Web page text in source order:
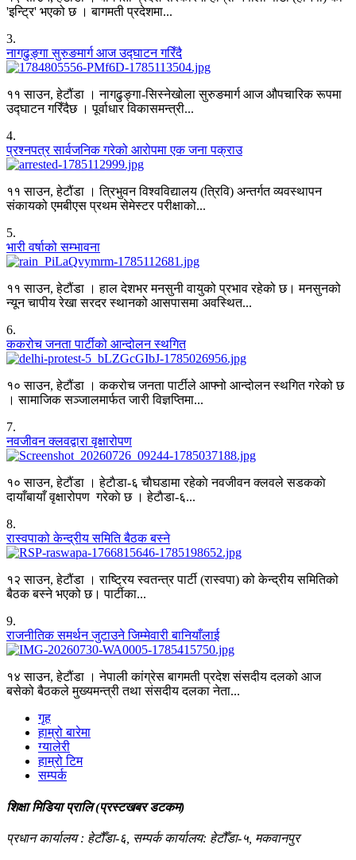
'इन्ट्रि' भएको छ । बागमती प्रदेशमा...
3.
नागढुङ्गा सुरुङमार्ग आज उद्घाटन गरिँदै
११ साउन, हेटौंडा । नागढुङ्गा-सिस्नेखोला सुरुङमार्ग आज औपचारिक रूपमा
उद्घाटन गरिँदैछ । पूर्वाधार विकासमन्त्री...
4.
प्रश्नपत्र सार्वजनिक गरेको आरोपमा एक जना पक्राउ
११ साउन, हेटौंडा । त्रिभुवन विश्वविद्यालय (त्रिवि) अन्तर्गत व्यवस्थापन
संकायको एमबीएस प्रथम सेमेस्टर परीक्षाको...
5.
भारी वर्षाको सम्भावना
११ साउन, हेटौंडा । हाल देशभर मनसुनी वायुको प्रभाव रहेको छ। मनसुनको
न्यून चापीय रेखा सरदर स्थानको आसपासमा अवस्थित...
6.
ककरोच जनता पार्टीको आन्दोलन स्थगित
१० साउन, हेटौंडा । ककरोच जनता पार्टीले आफ्नो आन्दोलन स्थगित गरेको छ
। सामाजिक सञ्जालमार्फत जारी विज्ञप्तिमा...
7.
नवजीवन क्लवद्वारा वृक्षारोपण
१० साउन, हेटौंडा । हेटाैडा-६ चाैघडामा रहेकाे नवजीवन क्लवले सडककाे
दायाँबायाँ वृक्षारोपण गरेकाे छ । हेटाैडा-६...
8.
रास्वपाको केन्द्रीय समिति बैठक बस्ने
१२ साउन, हेटौंडा । राष्ट्रिय स्वतन्त्र पार्टी (रास्वपा) को केन्द्रीय समितिको
बैठक बस्ने भएको छ। पार्टीका...
9.
राजनीतिक समर्थन जुटाउने जिम्मेवारी बानियाँलाई
१४ साउन, हेटौंडा । नेपाली कांग्रेस बागमती प्रदेश संसदीय दलको आज
बसेको बैठकले मुख्यमन्त्री तथा संसदीय दलका नेता...
गृह
हाम्रो बारेमा
ग्यालेरी
हाम्रो टिम
सम्पर्क
शिक्षा मिडिया प्रालि (प्रस्टखबर डटकम)
प्रधान कार्यालय : हेटौँडा-६, सम्पर्क कार्यालय: हेटौँडा-५, मकवानपुर